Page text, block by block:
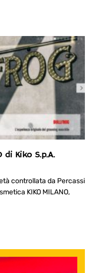
Kiko S.p.A.
controllata da Percassi
KIKO MILANO,